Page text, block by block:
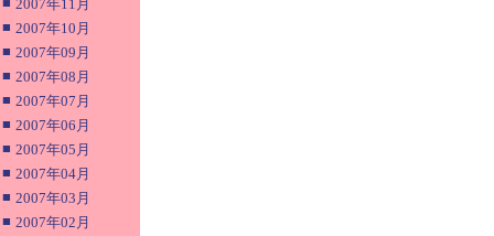
2007年11月
■ 2007年10月
■ 2007年09月
■ 2007年08月
■ 2007年07月
■ 2007年06月
■ 2007年05月
■ 2007年04月
■ 2007年03月
■ 2007年02月